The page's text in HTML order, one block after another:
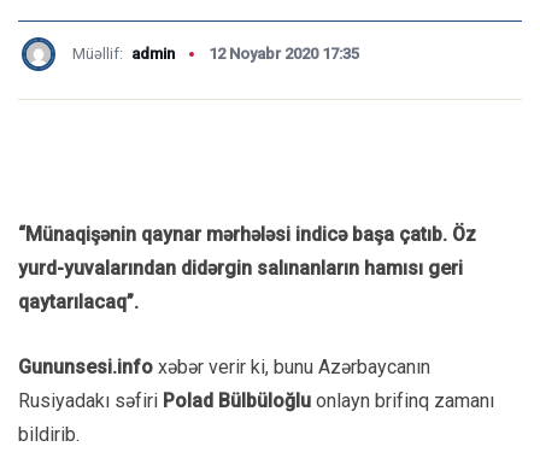
Müəllif: admin 12 Noyabr 2020 17:35
“Münaqişənin qaynar mərhələsi indicə başa çatıb. Öz
yurd-yuvalarından didərgin salınanların hamısı geri
qaytarılacaq”.
Gununsesi.info xəbər verir ki, bunu Azərbaycanın
Rusiyadakı səfiri Polad Bülbüloğlu onlayn brifinq zamanı
bildirib.